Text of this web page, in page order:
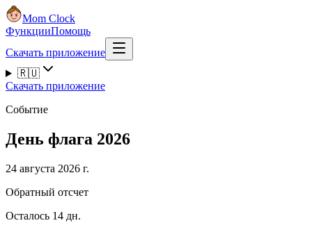
Mom Clock
ФункцииПомощь
Скачать приложение
🇷🇺
Скачать приложение
Событие
День флага 2026
24 августа 2026 г.
Обратный отсчет
Осталось 14 дн.